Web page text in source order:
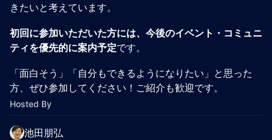
きたいと考えています。
初回に参加いただいた方には、今後のイベント・コミュニ
ティを優先的に案内予定です。
「面白そう」「自分もできるようになりたい」と思った
方、ぜひ参加してください！ご紹介も歓迎です。
Hosted By
池田朋弘